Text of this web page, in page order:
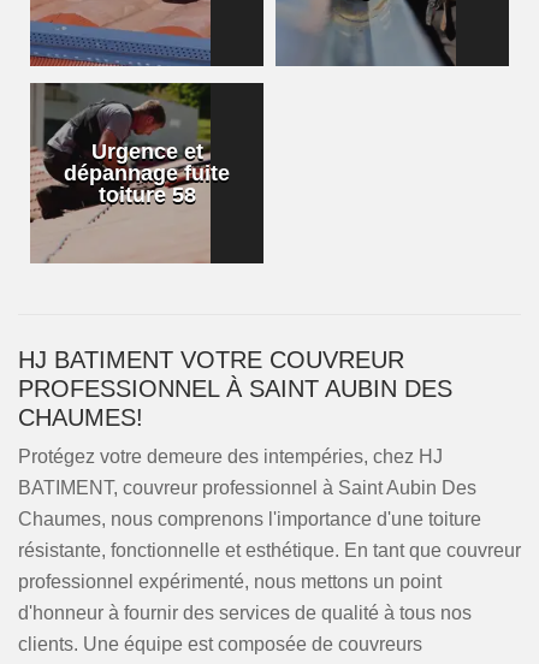
Urgence et
dépannage fuite
toiture 58
HJ BATIMENT VOTRE COUVREUR
PROFESSIONNEL À SAINT AUBIN DES
CHAUMES!
Protégez votre demeure des intempéries, chez HJ
BATIMENT, couvreur professionnel à Saint Aubin Des
Chaumes, nous comprenons l'importance d'une toiture
résistante, fonctionnelle et esthétique. En tant que couvreur
professionnel expérimenté, nous mettons un point
d'honneur à fournir des services de qualité à tous nos
clients. Une équipe est composée de couvreurs